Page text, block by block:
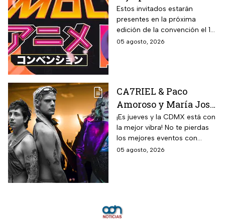
Animole 2026
Estos invitados estarán
presentes en la próxima
edición de la convención el 12
y 13 de septiembre
05 agosto, 2026
CA7RIEL & Paco
Amoroso y María José
prenden la CDMX este
jueves 6 de agosto;
sedes, horarios y
precios de boletos
¡Es jueves y la CDMX está con
la mejor vibra! No te pierdas
los mejores eventos con
artistas de primer nivel.
05 agosto, 2026